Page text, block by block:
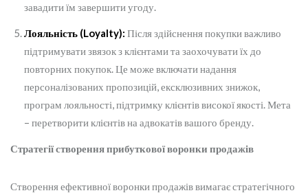
завадити їм завершити угоду.
Лояльність (Loyalty): Після здійснення покупки важливо
підтримувати звязок з клієнтами та заохочувати їх до
повторних покупок. Це може включати надання
персоналізованих пропозицій, ексклюзивних знижок,
програм лояльності, підтримку клієнтів високої якості. Мета
– перетворити клієнтів на адвокатів вашого бренду.
Стратегії створення прибуткової воронки продажів
Створення ефективної воронки продажів вимагає стратегічного